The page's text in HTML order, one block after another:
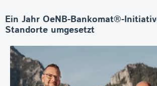
Ein Jahr OeNB-Bankomat®-
Standorte umgesetzt